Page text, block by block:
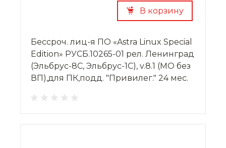
В корзину
Бессроч. лиц-я ПО «Astra Linux Special
Edition» РУСБ.10265-01 рел. Ленинград
(Эльбрус-8С, Эльбрус-1С), v.8.1 (МО без
ВП),для ПК,подд. "Привилег." 24 мес.